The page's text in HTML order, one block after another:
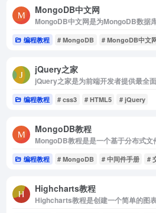
MongoDB中文网
MongoDB中文网是为MongoDB数据
编程教程 # MongoDB # MongoDB中文
jQuery之家
jQuery之家是为前端开发者提供最全
编程教程 # css3 # HTML5 # jQuery
MongoDB教程
MongoDB教程是是一个基于分布式文
编程教程 # MongoDB # 中间件手册 #
Highcharts教程
Highcharts教程是创建一个简单的图